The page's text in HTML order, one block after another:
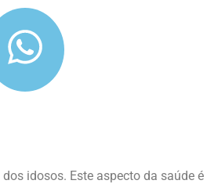
idosos. Este aspecto da saúde é